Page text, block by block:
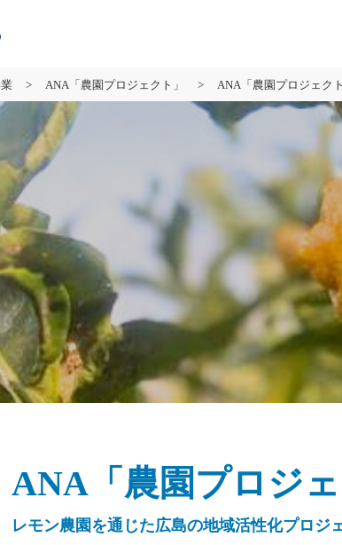
ANA「農園プロジェクト」 ANA「農園プロジェク
ANA「農園プロジ
レモン農園を通じた広島の地域活性化プロジ